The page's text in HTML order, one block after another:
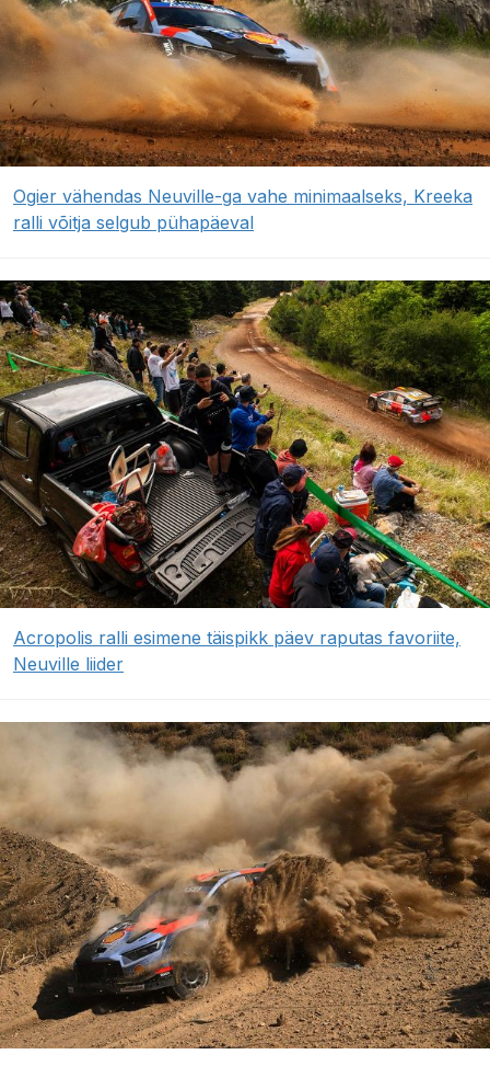
Ogier vähendas Neuville-ga vahe minimaalseks, Kreeka
ralli võitja selgub pühapäeval
Acropolis ralli esimene täispikk päev raputas favoriite,
Neuville liider